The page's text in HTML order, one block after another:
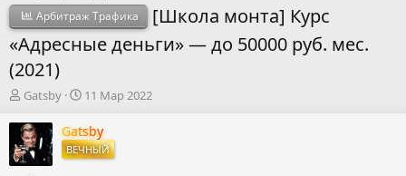
Арбитраж Трафика
[Школа монта] Курс
«Адресные деньги» — до 50000 руб. мес.
(2021)
А
т
о
р
Gatsby
Д
т
а
н
11 Мар 2022
Gatsby
ВЕЧНЫЙ